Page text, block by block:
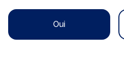
Oui